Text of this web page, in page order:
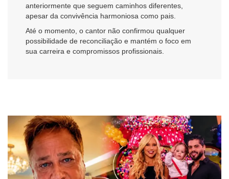
anteriormente que seguem caminhos diferentes,
apesar da convivência harmoniosa como pais.
Até o momento, o cantor não confirmou qualquer
possibilidade de reconciliação e mantém o foco em
sua carreira e compromissos profissionais.